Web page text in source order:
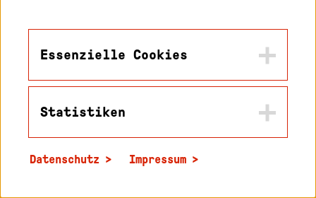
Tel.: +49 (0)721 925-0
Fax: +49 (0)721 925-2000
Postfach 2440
Essenzielle Cookies
in2cookiemodal-selection
Statistiken
_pk_id
Datenschutz Impressum